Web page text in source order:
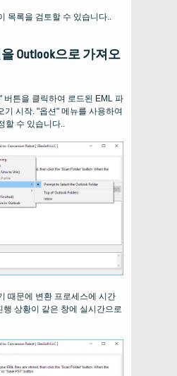
목록을 검토할 수 있습니다..
을 Outlook으로 가져오
버튼을 클릭하여 로드된 EML 파
기 시작. "옵션" 메뉴를 사용하여
할 수 있습니다..
때문에 변환 프로세스에 시간
행 상황이 같은 창에 실시간으로